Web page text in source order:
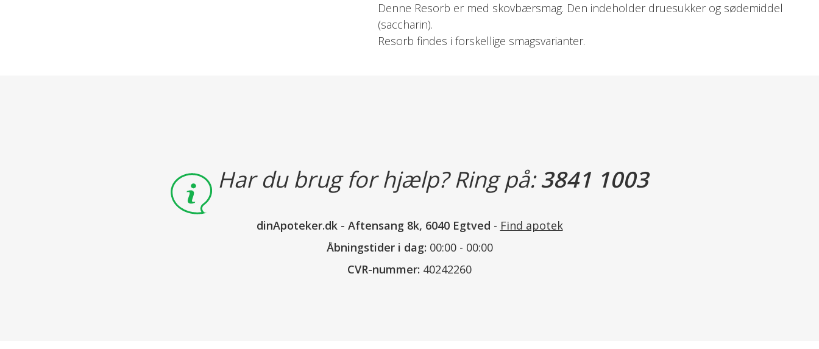
Denne Resorb er med skovbærsmag. Den indeholder druesukker og sødemiddel
(saccharin).
Resorb findes i forskellige smagsvarianter.
Produktet er holdbart til den anførte dato på emballagen.
Færdigblandet opløsning kan opbevares 1 døgn i køleskab.
Voksne og børn fra 11 år:
2 brusetabletter 2 gange daglig.
1 brusetablet 2 gange daglig.
Har du brug for hjælp? Ring på:3841 1003
dinApoteker.dk- Aftensang 8k, 6040 Egtved - Find apotek
Åbningstider i dag: 00:00 - 00:00
CVR-nummer: 40242260